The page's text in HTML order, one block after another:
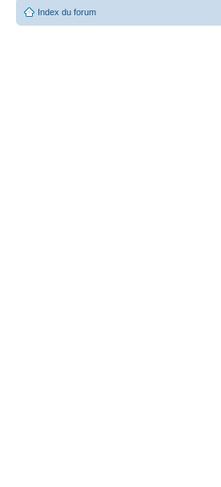
Index du forum